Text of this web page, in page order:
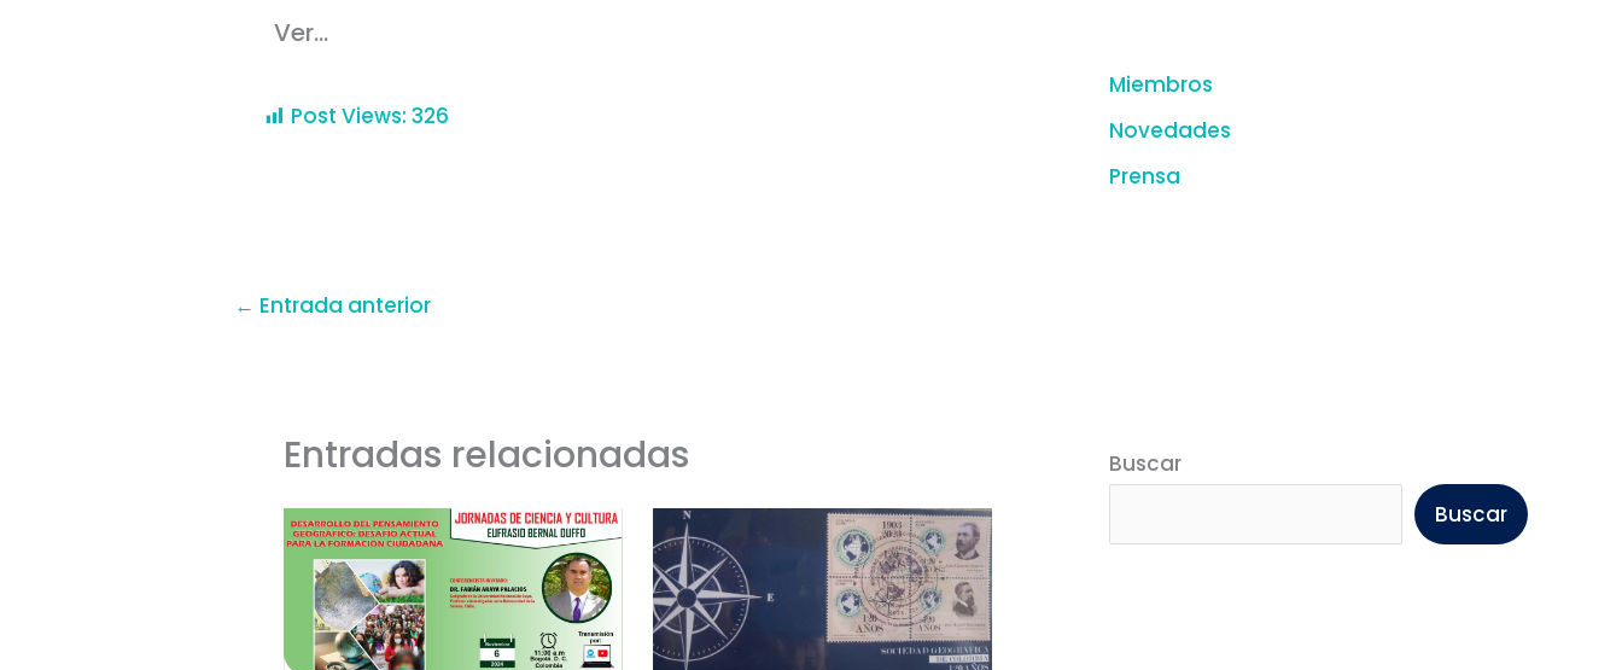
Ver…
Post Views: 326
← Entrada anterior
Entradas relacionadas
Miembros
Novedades
Prensa
Buscar
Buscar